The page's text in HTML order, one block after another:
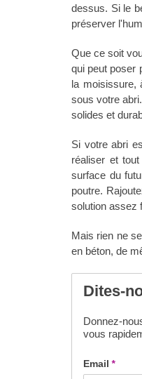
dessus. Si le
préserver
Que ce soit
qui peut poser
la moisissure,
sous votre
solides et
Si votre abri
réaliser et
surface du
poutre.
solution assez
Mais rien ne
en béton, de
Dites-
Donnez-
vous
Email *